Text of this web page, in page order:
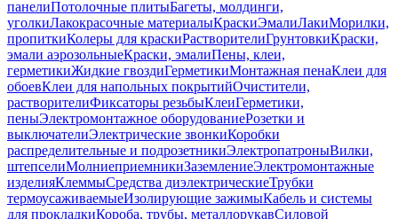
панелиПотолочные плитыБагеты, молдинги,
уголкиЛакокрасочные материалыКраскиЭмалиЛакиМорилки,
пропиткиКолеры для краскиРастворителиГрунтовкиКраски,
эмали аэрозольныеКраски, эмалиПены, клеи,
герметикиЖидкие гвоздиГерметикиМонтажная пенаКлеи для
обоевКлеи для напольных покрытийОчистители,
растворителиФиксаторы резьбыКлеиГерметики,
пеныЭлектромонтажное оборудованиеРозетки и
выключателиЭлектрические звонкиКоробки
распределительные и подрозетникиЭлектропатроныВилки,
штепселиМолниеприемникиЗаземлениеЭлектромонтажные
изделияКлеммыСредства диэлектрическиеТрубки
термоусаживаемыеИзолирующие зажимыКабель и системы
для прокладкиКороба, трубы, металлорукавСиловой